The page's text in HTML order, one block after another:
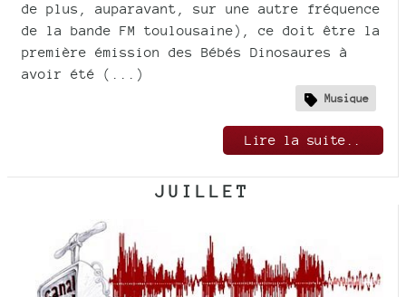
de plus, auparavant, sur une autre fréquence
de la bande FM toulousaine), ce doit être la
première émission des Bébés Dinosaures à
avoir été (...)
Musique
Lire la suite..
JUILLET